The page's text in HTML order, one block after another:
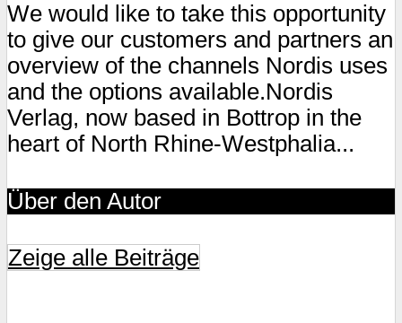
We would like to take this opportunity
to give our customers and partners an
overview of the channels Nordis uses
and the options available.Nordis
Verlag, now based in Bottrop in the
heart of North Rhine-Westphalia...
Über den Autor
Zeige alle Beiträge